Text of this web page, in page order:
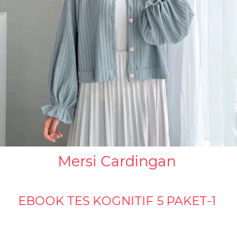
Mersi Cardingan
EBOOK TES KOGNITIF 5 PAKET-1